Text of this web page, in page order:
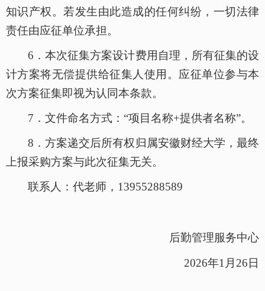
知识产权。若发生由此造成的任何纠纷，一切法律
责任由应征单位承担。
6．本次征集方案设计费用自理，所有征集的设
计方案将无偿提供给征集人使用。应征单位参与本
次方案征集即视为认同本条款。
7． 文件命名方式： “项目名称+提供者名称”。
8．方案递交后所有权归属安徽财经大学，最终
上报采购方案与此次征集无关。
联系人：代老师， 13955288589
后勤管理服务中心
2026年1月26日